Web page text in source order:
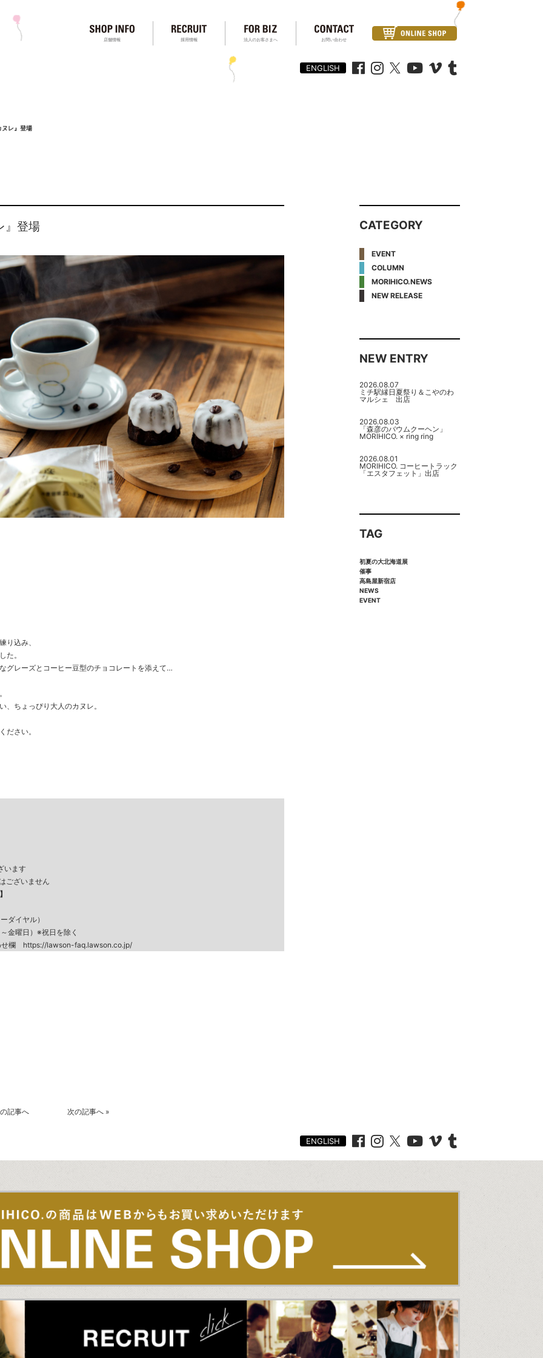
店舗情報 採用情報 法人のお客さまへ お問い合わせ
ENGLISH
ヌレ』登場
』登場
り込み、
た。
グレーズとコーヒー豆型のチョコレートを添えて…
、ちょっぴり大人のカヌレ。
ださい。
います
ございません
ダイヤル）
金曜日）※祝日を除く
せ欄 https://lawson-faq.lawson.co.jp/
記事へ 次の記事へ»
CATEGORY
EVENT
COLUMN
MORIHICO.NEWS
NEW RELEASE
NEW ENTRY
2026.08.07
ミチ駅縁日夏祭り＆こやのわ
マルシェ 出店
2026.08.03
「森彦のバウムクーヘン」
MORIHICO. × ring ring
2026.08.01
MORIHICO. コーヒートラック
「エスタフェット」出店
TAG
初夏の大北海道展
催事
高島屋新宿店
NEWS
EVENT
ENGLISH